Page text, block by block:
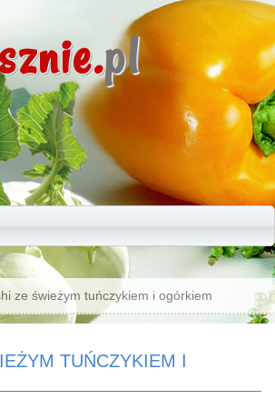
pl
ze świeżym tuńczykiem i ogórkiem
TUŃCZYKIEM I